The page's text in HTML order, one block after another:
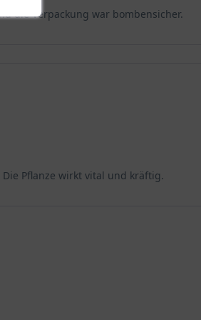
bilden. Pro Quadratmeter können
von Gehölzen oder für den
zurück, um dann im Spätsommer
Herbst hinein schmücken. Diese
die Verpackung war bombensicher.
Pflanze wirkt vital und kräftig.